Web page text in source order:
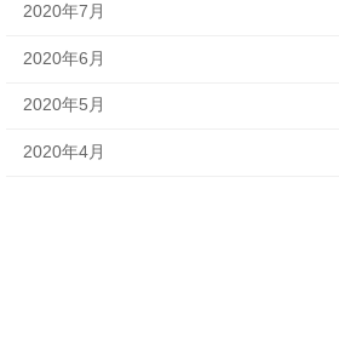
2020年7月
2020年6月
2020年5月
2020年4月